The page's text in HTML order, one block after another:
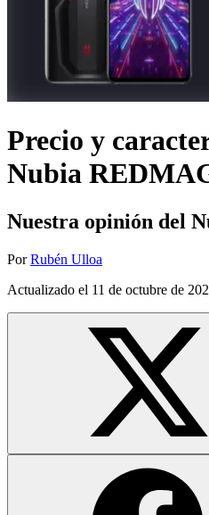
Precio y
Nubia
Nuestra opinión del
Por Rubén Ulloa
Actualizado el 11 de octubre de